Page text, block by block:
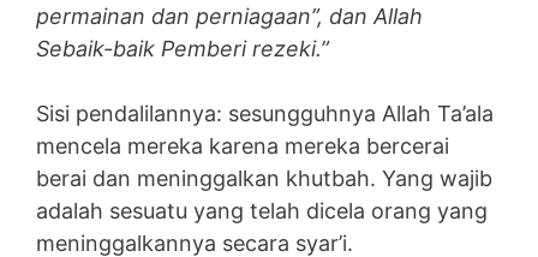
permainan dan perniagaan”, dan Allah
Sebaik-baik Pemberi rezeki.”
Sisi pendalilannya: sesungguhnya Allah Ta’ala
mencela mereka karena mereka bercerai
berai dan meninggalkan khutbah. Yang wajib
adalah sesuatu yang telah dicela orang yang
meninggalkannya secara syar’i.